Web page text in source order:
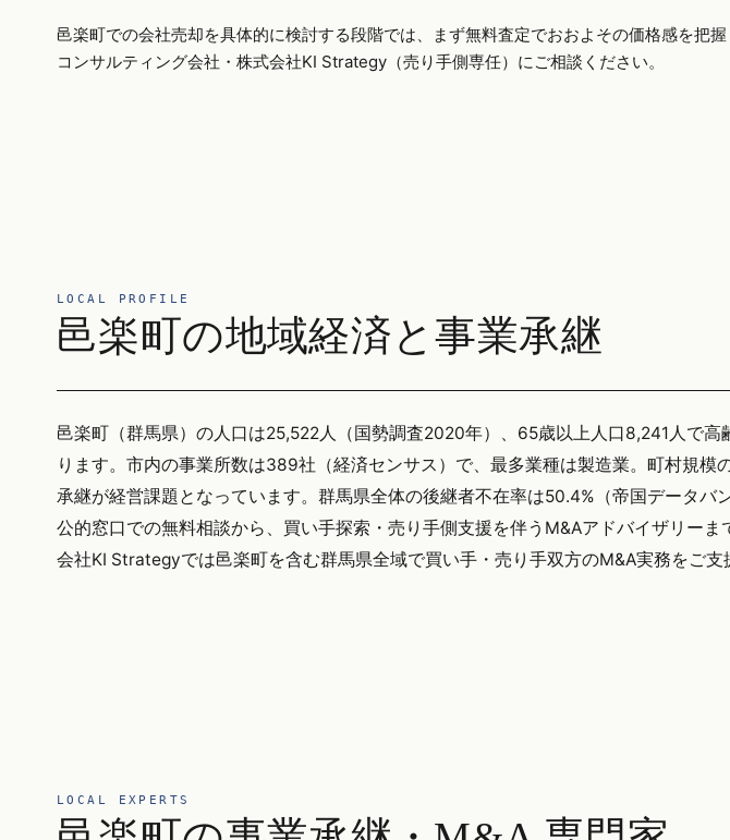
邑楽町での会社売却を具体的に検討する段階では、まず無料査定でおおよその価格感を把
コンサルティング会社・株式会社KI Strategy（売り手側専任）にご相談ください。
LOCAL PROFILE
邑楽町の地域経済と事業承継
邑楽町（群馬県）の人口は25,522人（国勢調査2020年）、65歳以上人口8,241人で
ります。市内の事業所数は389社（経済センサス）で、最多業種は製造業。町村規模
承継が経営課題となっています。群馬県全体の後継者不在率は50.4%（帝国データバ
公的窓口での無料相談から、買い手探索・売り手側支援を伴うM&Aアドバイザリー
会社KI Strategyでは邑楽町を含む群馬県全域で買い手・売り手双方のM&A実務をご支
LOCAL EXPERTS